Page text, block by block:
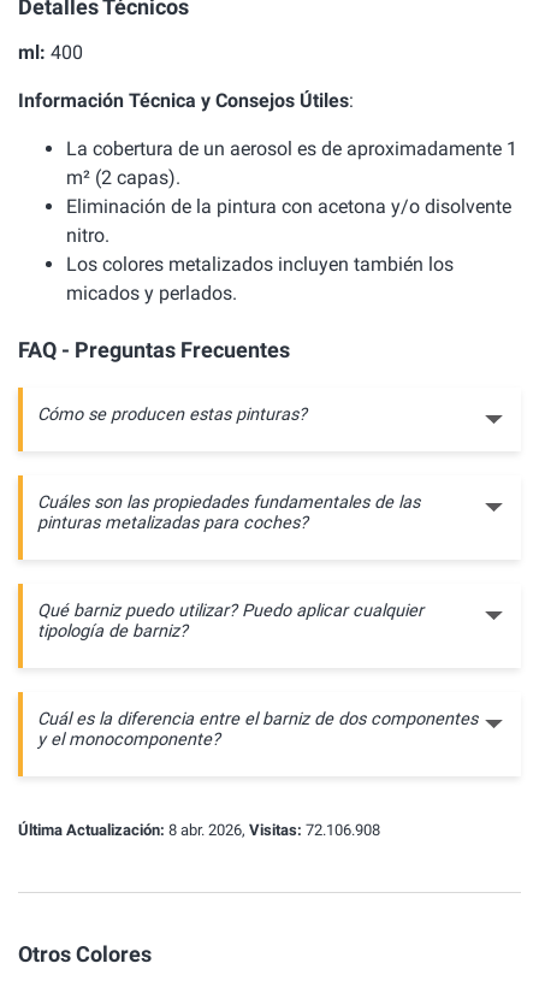
Detalles Técnicos
ml: 400
Información Técnica y Consejos Útiles:
La cobertura de un aerosol es de aproximadamente 1
m² (2 capas).
Eliminación de la pintura con acetona y/o disolvente
nitro.
Los colores metalizados incluyen también los
micados y perlados.
FAQ - Preguntas Frecuentes
Cómo se producen estas pinturas?
Cuáles son las propiedades fundamentales de las
pinturas metalizadas para coches?
Qué barniz puedo utilizar? Puedo aplicar cualquier
tipología de barniz?
Cuál es la diferencia entre el barniz de dos componentes
y el monocomponente?
Última Actualización: 8 abr. 2026, Visitas: 72.106.908
Otros Colores